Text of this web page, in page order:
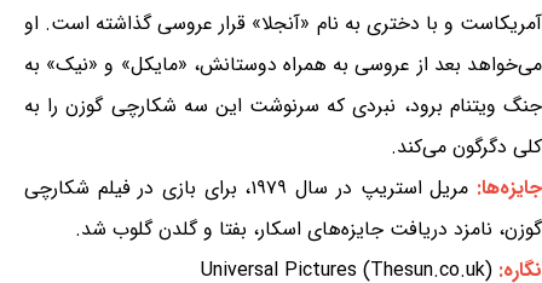
آمریکاست و با دختری به نام «آنجلا» قرار عروسی گذاشته است. او
می‌خواهد بعد از عروسی به همراه دوستانش، «مایکل» و «نیک» به
جنگ ویتنام برود، نبردی که سرنوشت این سه شکارچی گوزن را به
کلی دگرگون می‌کند.
جایزه‌ها:
مریل استریپ در سال ۱۹۷۹، برای بازی در فیلم شکارچی
گوزن، نامزد دریافت جایزه‌های اسکار، بفتا و گلدن گلوب شد.
نگاره: Universal Pictures (Thesun.co.uk)